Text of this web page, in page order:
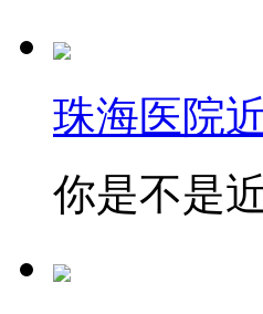
珠海医院
你是不是